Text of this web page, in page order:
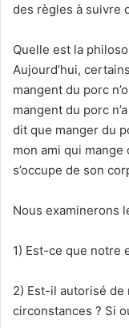
des règles à suivre
Quelle est la
Aujourd’hui,
mangent du porc
mangent du porc
dit que manger du
mon ami qui
s’occupe de son
Nous examinerons
1) Est-ce que notre
2) Est-il autorisé de
circonstances ? Si